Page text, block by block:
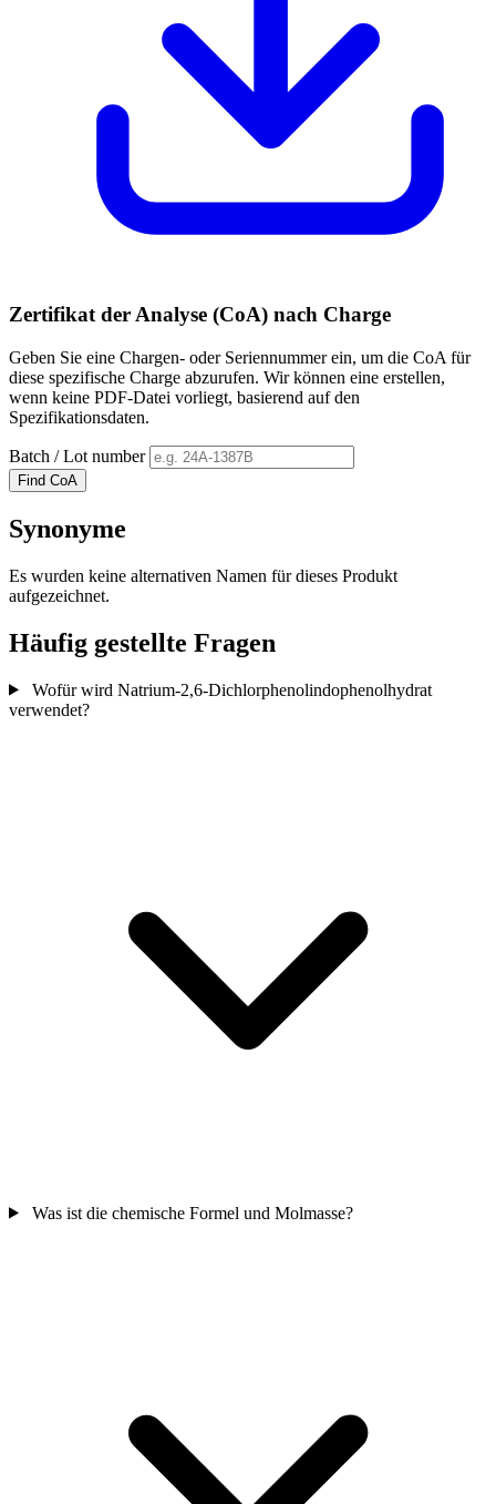
Zertifikat der Analyse (CoA) nach Charge
Geben Sie eine Chargen- oder Seriennummer ein, um die CoA für
diese spezifische Charge abzurufen. Wir können eine erstellen,
wenn keine PDF-Datei vorliegt, basierend auf den
Spezifikationsdaten.
Batch / Lot number
Find CoA
Synonyme
Es wurden keine alternativen Namen für dieses Produkt
aufgezeichnet.
Häufig gestellte Fragen
Wofür wird Natrium-2,6-Dichlorphenolindophenolhydrat
verwendet?
Was ist die chemische Formel und Molmasse?